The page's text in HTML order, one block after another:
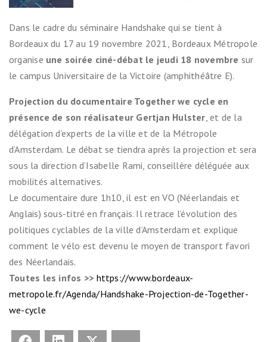
Dans le cadre du séminaire Handshake qui se tient à
Bordeaux du 17 au 19 novembre 2021, Bordeaux Métropole
organise une soirée ciné-débat le jeudi 18 novembre sur
le campus Universitaire de la Victoire (amphithéâtre E).
Projection du documentaire Together we cycle en
présence de son réalisateur Gertjan Hulster , et de la
délégation d’experts de la ville et de la Métropole
d’Amsterdam. Le débat se tiendra après la projection et sera
sous la direction d’Isabelle Rami, conseillère déléguée aux
mobilités alternatives.
Le documentaire dure 1h10, il est en VO (Néerlandais et
Anglais) sous-titré en français. Il retrace l’évolution des
politiques cyclables de la ville d’Amsterdam et explique
comment le vélo est devenu le moyen de transport favori
des Néerlandais.
Toutes les infos >> https://www.bordeaux-
metropole.fr/Agenda/Handshake-Projection-de-Together-
we-cycle